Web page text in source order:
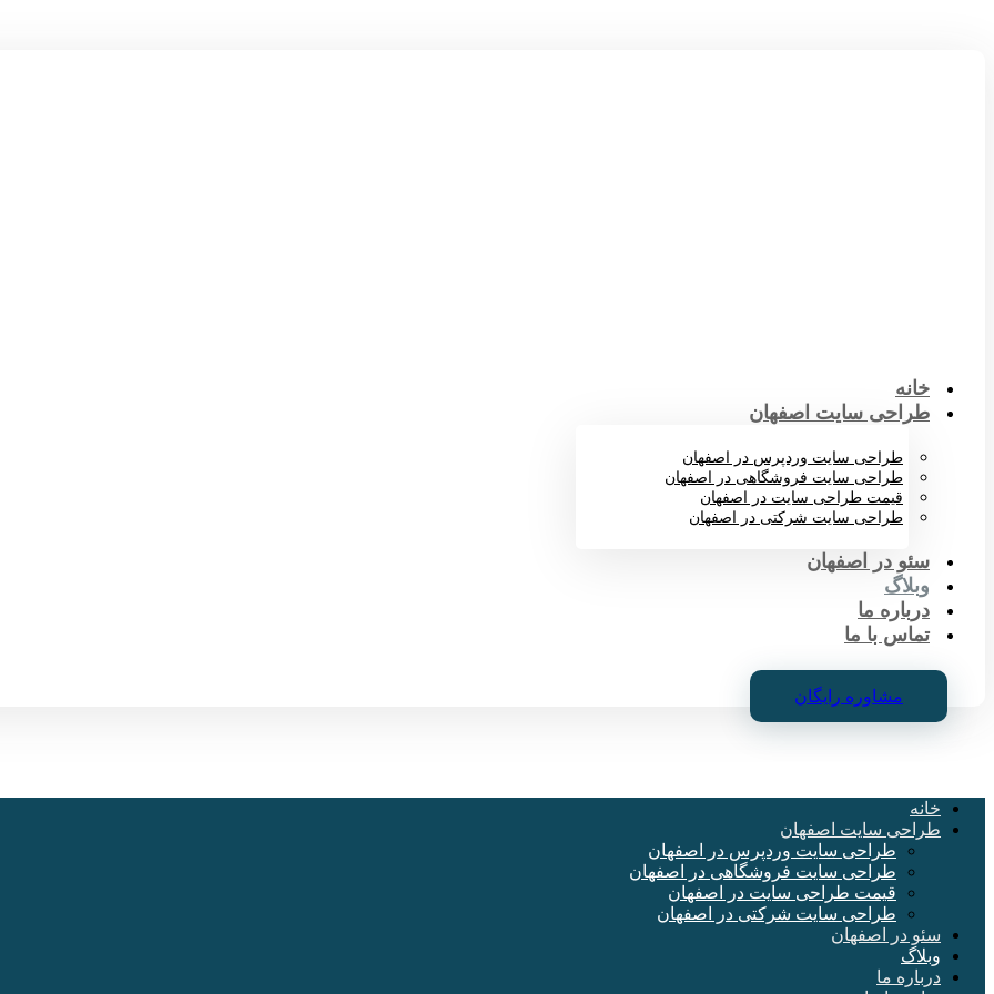
خانه
طراحی سایت اصفهان
طراحی سایت وردپرس در اصفهان
طراحی سایت فروشگاهی در اصفهان
قیمت طراحی سایت در اصفهان
طراحی سایت شرکتی در اصفهان
سئو در اصفهان
وبلاگ
درباره ما
تماس با ما
مشاوره رایگان
خانه
طراحی سایت اصفهان
طراحی سایت وردپرس در اصفهان
طراحی سایت فروشگاهی در اصفهان
قیمت طراحی سایت در اصفهان
طراحی سایت شرکتی در اصفهان
سئو در اصفهان
وبلاگ
درباره ما